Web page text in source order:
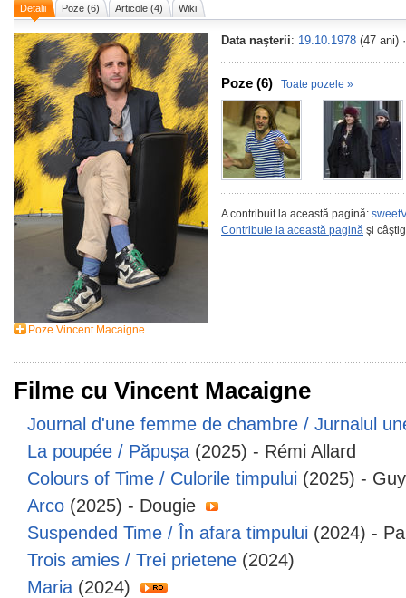
Detalii Poze (6) Articole (4) Wiki
Poze Vincent Macaigne
Data naşterii: 19.10.1978 (47 ani)
Poze (6) Toate pozele »
A contribuit la această pagină:
Contribuie la această pagină şi
Filme cu Vincent Macaigne
Journal d'une femme de chambre / Jurnalul
La poupée / Păpușa (2025) - Rémi Allard
Colours of Time / Culorile timpului (2025) -
Arco (2025) - Dougie
Suspended Time / În afara timpului (2024) -
Trois amies / Trei prietene (2024)
Maria (2024)